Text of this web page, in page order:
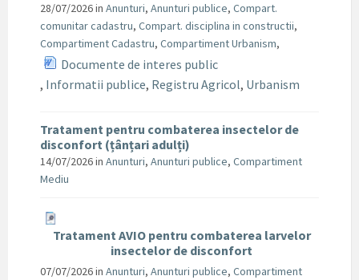
28/07/2026in Anunturi, Anunturi publice, Compart.
comunitar cadastru, Compart. disciplina in constructii,
Compartiment Cadastru, Compartiment Urbanism,
Documente de interes public
, Informatii publice, Registru Agricol, Urbanism
Tratament pentru combaterea insectelor de
disconfort (țânțari adulți)
14/07/2026in Anunturi, Anunturi publice, Compartiment
Mediu
Tratament AVIO pentru combaterea larvelor
insectelor de disconfort
07/07/2026in Anunturi, Anunturi publice, Compartiment